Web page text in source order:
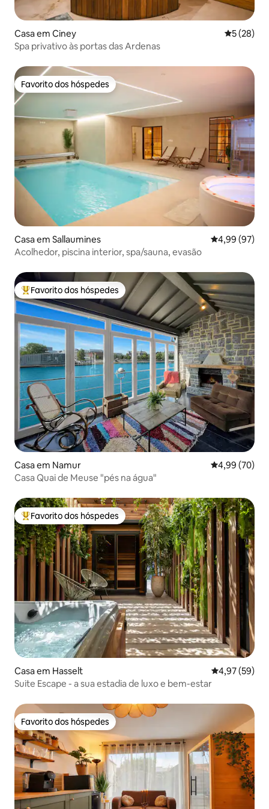
Casa em Ciney
5 (28)
Spa privativo às portas das Ardenas
Favorito dos hóspedes
Favorito dos hóspedes
Casa em Sallaumines Classificação
4,99 (97)
Acolhedor, piscina interior, spa/sauna, evasão
Favoritos dos hóspedes mais apreciados
Favorito dos hóspedes
Casa em Namur Classificação
4,99 (70)
Casa Quai de Meuse "pés na água"
Favoritos dos hóspedes mais apreciados
Favorito dos hóspedes
Casa em Hasselt Classificação
4,97 (59)
Suite Escape - a sua estadia de luxo e bem-estar
Favorito dos hóspedes
Favorito dos hóspedes